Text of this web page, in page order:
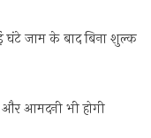
घंटे जाम के बाद बिना शुल्क
आमदनी भी होगी